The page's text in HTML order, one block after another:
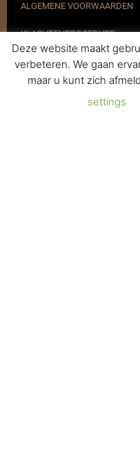
ALGEMENE VOORWAARDEN
KLACHTENPROCEDURE
VERZENDEN & RETOURNEREN
Deze website maakt
verbeteren. We gaan
maar u kunt zich
settings